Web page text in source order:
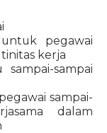
pegawai
kerja
sampai
sampai-
dalam